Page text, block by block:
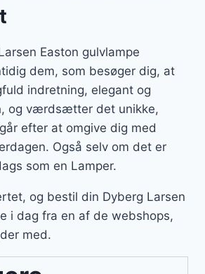
Easton gulvlampe
dem, som besøger dig, at
indretning, elegant og
og værdsætter det unikke,
efter at omgive dig med
Også selv om det er
som en Lamper.
og bestil din Dyberg Larsen
i dag fra en af de webshops,
med.